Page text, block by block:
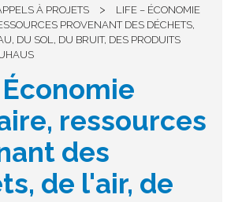
À PROJETS >
LIFE – ÉCONOMIE
PROVENANT DES DÉCHETS,
DU SOL, DU BRUIT, DES PRODUITS
Économie
ressources
des
de l'air, de